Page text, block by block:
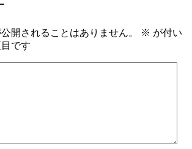
開されることはありません。 ※ が付い
です